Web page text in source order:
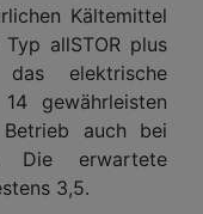
Kältemittel
allSTOR plus
elektrische
gewährleisten
auch bei
Die erwartete
3,5.